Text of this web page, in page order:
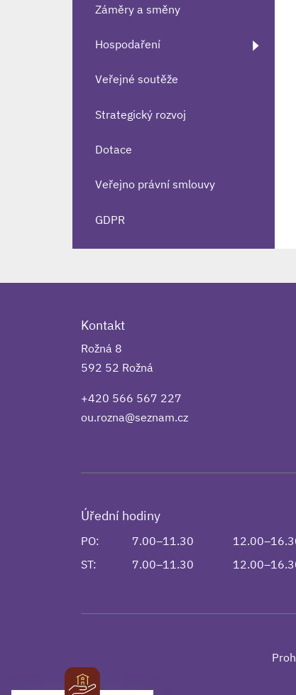
Záměry a směny
Hospodaření
Veřejné soutěže
Strategický rozvoj
Dotace
Veřejno právní smlouvy
GDPR
Kontakt
Rožná 8
592 52 Rožná
+420 566 567 227
ou.rozna@seznam.cz
Úřední hodiny
PO: 7.00–11.30
ST:
7.00–11.30